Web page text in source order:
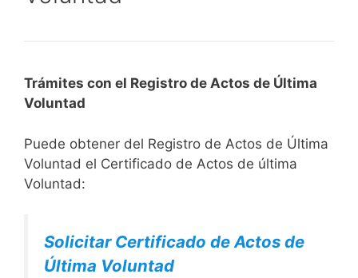
Trámites con el Registro de Actos de Última
Voluntad
Puede obtener del Registro de Actos de Última
Voluntad el Certificado de Actos de última
Voluntad:
Solicitar Certificado de Actos de
Última Voluntad